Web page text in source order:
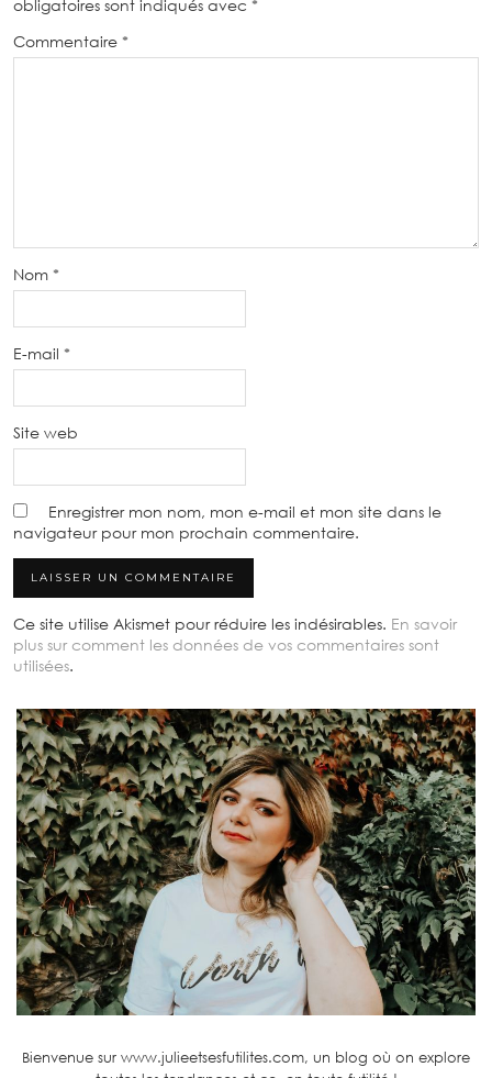
obligatoires sont indiqués avec *
Commentaire *
Nom *
E-mail *
Site web
Enregistrer mon nom, mon e-mail et mon site dans le
navigateur pour mon prochain commentaire.
Ce site utilise Akismet pour réduire les indésirables. En savoir
plus sur comment les données de vos commentaires sont
utilisées.
Bienvenue sur www.julieetsesfutilites.com, un blog où on explore